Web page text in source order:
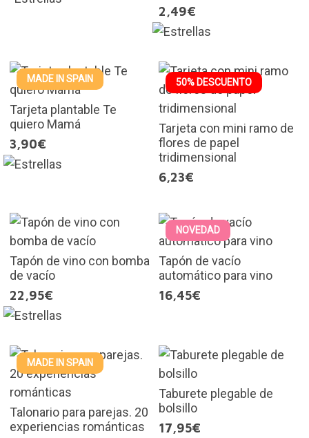
2,49€
MADE IN SPAIN
Tarjeta plantable Te
quiero Mamá
3,90€
50% DESCUENTO
Tarjeta con mini ramo de
flores de papel
tridimensional
6,23€
Tapón de vino con bomba
de vacío
22,95€
NOVEDAD
Tapón de vacío
automático para vino
16,45€
MADE IN SPAIN
Talonario para parejas. 20
experiencias románticas
Taburete plegable de
bolsillo
17,95€